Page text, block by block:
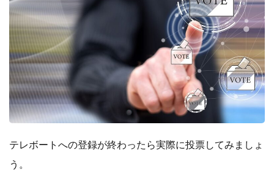
テレボートへの登録が終わったら実際に投票してみましょ
う。